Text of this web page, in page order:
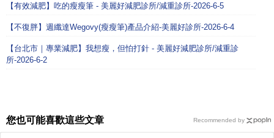
【有效減肥】吃的瘦瘦筆 - 美麗好減肥診所/減重診所-2026-6-5
【不復胖】週纖達Wegovy(瘦瘦筆)產品介紹-美麗好診所-2026-6-4
【台北市｜專業減肥】我想瘦，但怕打針 - 美麗好減肥診所/減重診
所-2026-6-2
您也可能喜歡這些文章 Recommended by